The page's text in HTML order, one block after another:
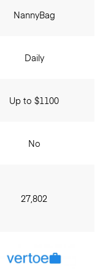
NannyBag
Daily
Up to $1100
No
27,802